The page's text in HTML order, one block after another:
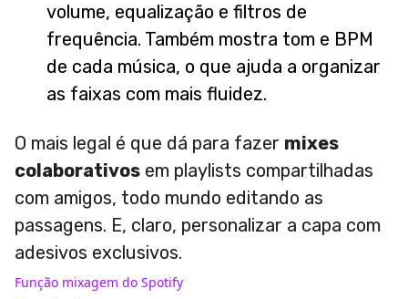
volume, equalização e filtros de
frequência. Também mostra tom e BPM
de cada música, o que ajuda a organizar
as faixas com mais fluidez.
O mais legal é que dá para fazer mixes
colaborativos em playlists compartilhadas
com amigos, todo mundo editando as
passagens. E, claro, personalizar a capa com
adesivos exclusivos.
Função mixagem do Spotify